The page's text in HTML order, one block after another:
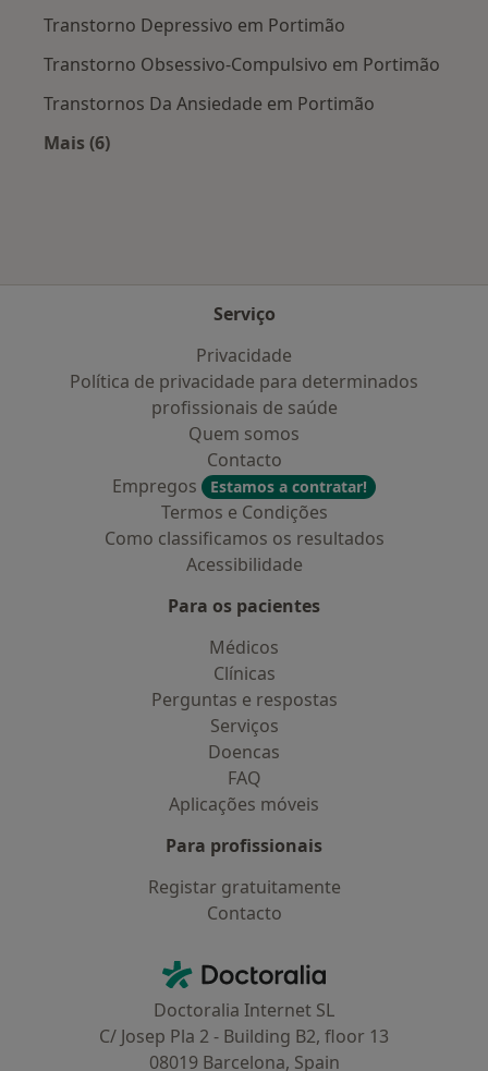
Transtorno Depressivo em Portimão
Transtorno Obsessivo-Compulsivo em Portimão
Transtornos Da Ansiedade em Portimão
Mais (6)
Serviço
Privacidade
Política de privacidade para determinados
profissionais de saúde
Quem somos
Contacto
Empregos
Estamos a contratar!
Termos e Condições
Como classificamos os resultados
Acessibilidade
Para os pacientes
Médicos
Clínicas
Perguntas e respostas
Serviços
Doencas
FAQ
Aplicações móveis
Para profissionais
Registar gratuitamente
Contacto
Doctoralia - Homepage
Doctoralia Internet SL
C/ Josep Pla 2 - Building B2, floor 13
08019 Barcelona, Spain